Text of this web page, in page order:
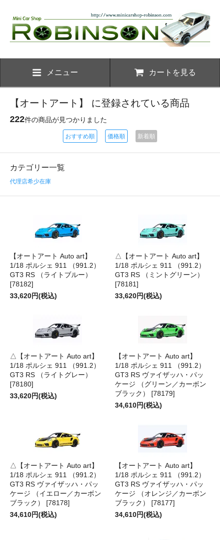
メニュー カートを見る
【オートアート】 に登録されている商品
222件の商品が見つかりました
おすすめ順 価格順 新着順
カテゴリー一覧
代理店希少在庫
【オートアート Auto art】
1/18 ポルシェ 911 （991.2）
GT3 RS （ライトブルー）
[78182]
33,620円(税込)
△【オートアート Auto art】
1/18 ポルシェ 911 （991.2）
GT3 RS （ミントグリーン）
[78181]
33,620円(税込)
△【オートアート Auto art】
1/18 ポルシェ 911 （991.2）
GT3 RS （ライトグレー）
[78180]
33,620円(税込)
【オートアート Auto art】
1/18 ポルシェ 911 （991.2）
GT3 RS ヴァイザッハ・パッ
ケージ （グリーン／カーボン
ブラック） [78179]
34,610円(税込)
△【オートアート Auto art】
1/18 ポルシェ 911 （991.2）
GT3 RS ヴァイザッハ・パッ
ケージ （イエロー／カーボン
ブラック） [78178]
34,610円(税込)
【オートアート Auto art】
1/18 ポルシェ 911 （991.2）
GT3 RS ヴァイザッハ・パッ
ケージ （オレンジ／カーボン
ブラック） [78177]
34,610円(税込)